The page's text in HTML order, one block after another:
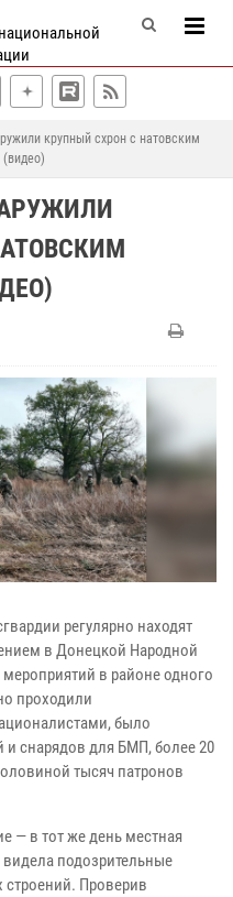
крупный схрон с натовским
регулярно находят
в Донецкой Народной
в районе одного
проходили
было
и снарядов для БМП, более 20
тысяч патронов
— в тот же день местная
подозрительные
Проверив